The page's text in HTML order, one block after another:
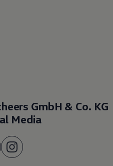
GmbH & Co. KG
Media